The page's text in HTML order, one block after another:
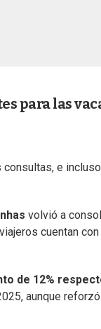
para las
e
volvió a
cuentan
de 12%
aunque